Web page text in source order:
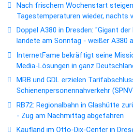
Nach frischem Wochenstart
Tagestemperaturen wieder, nachts
Doppel A380 in Dresden: "Gigant
landete am Sonntag - weißer A380
InternetFame bekräftigt seine
Media-Lösungen in ganz
MRB und GDL erzielen
Schienenpersonennahverkehr
RB72: Regionalbahn in Glashütte
- Zug am Nachmittag abgefahren
Kaufland im Otto-Dix-Center in